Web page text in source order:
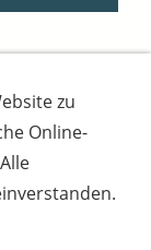
Cookies
Inhaber:
zu
Online-